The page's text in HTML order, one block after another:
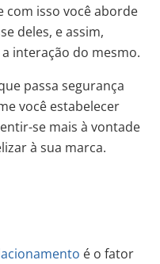
com isso você aborde
deles, e assim,
interação do mesmo.
passa segurança
você estabelecer
se mais à vontade
à sua marca.
é o fator